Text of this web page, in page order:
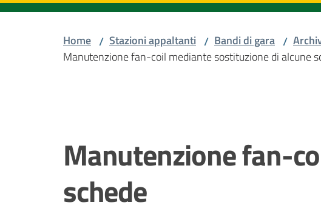
Home / Stazioni appaltanti / Bandi di gara /
Manutenzione fan-coil mediante sostituzione di alcune
Manutenzione fan-
schede